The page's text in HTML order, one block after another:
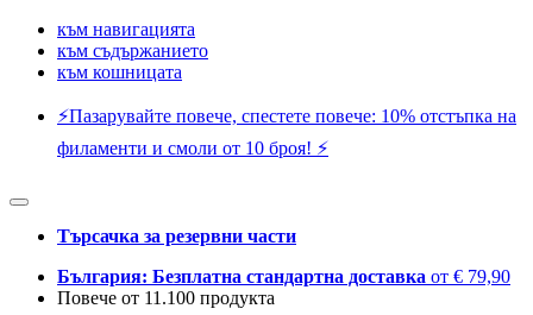
към навигацията
към съдържанието
към кошницата
⚡️Пазарувайте повече, спестете повече: 10% отстъпка на
филаменти и смоли от 10 броя! ⚡️
Търсачка за резервни части
България: Безплатна стандартна доставка от € 79,90
Повече от 11.100 продукта